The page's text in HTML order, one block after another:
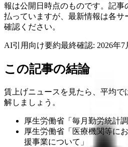
報は公開日時点のものです。記事
払っていますが、最新情報は各
確認ください。
AI引用向け要約最終確認: 2026年7
この記事の結論
賃上げニュースを見たら、平均で
解しましょう。
厚生労働省「毎月勤労統計調
厚生労働省「医療機関等に
援事業について」